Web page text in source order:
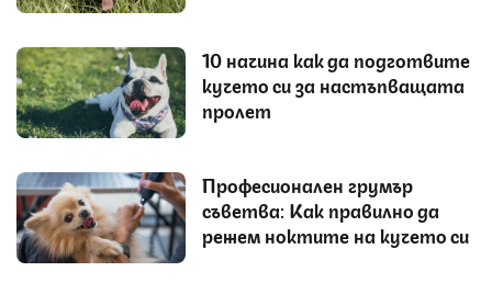
10 начина как да подготвите
кучето си за настъпващата
пролет
Професионален грумър
съветва: Как правилно да
режем ноктите на кучето си